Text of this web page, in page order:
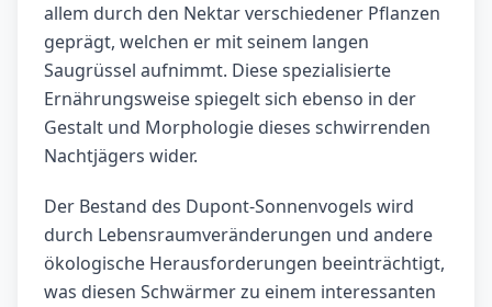
allem durch den Nektar verschiedener Pflanzen
geprägt, welchen er mit seinem langen
Saugrüssel aufnimmt. Diese spezialisierte
Ernährungsweise spiegelt sich ebenso in der
Gestalt und Morphologie dieses schwirrenden
Nachtjägers wider.
Der Bestand des Dupont-Sonnenvogels wird
durch Lebensraumveränderungen und andere
ökologische Herausforderungen beeinträchtigt,
was diesen Schwärmer zu einem interessanten